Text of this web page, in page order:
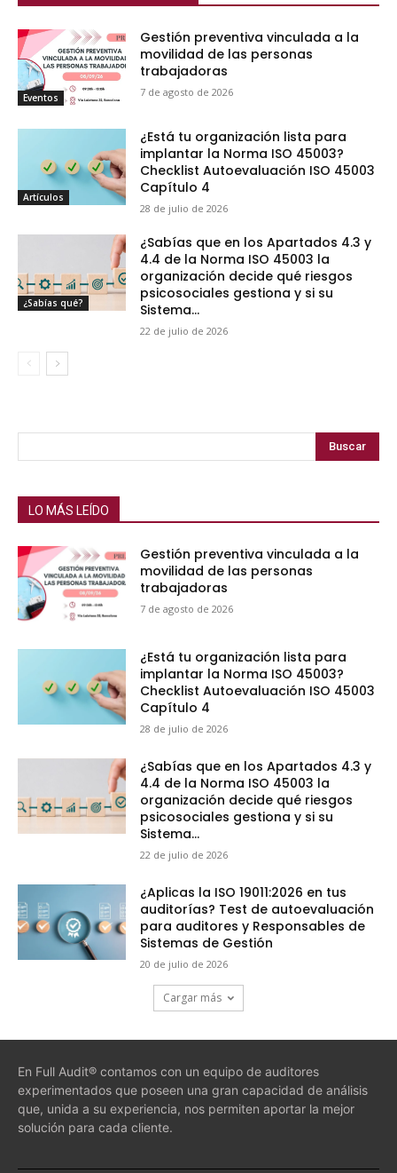
Eventos
Gestión preventiva vinculada a la
movilidad de las personas
trabajadoras
7 de agosto de 2026
Artículos
¿Está tu organización lista para
implantar la Norma ISO 45003?
Checklist Autoevaluación ISO 45003
Capítulo 4
28 de julio de 2026
¿Sabías qué?
¿Sabías que en los Apartados 4.3 y
4.4 de la Norma ISO 45003 la
organización decide qué riesgos
psicosociales gestiona y si su
Sistema...
22 de julio de 2026
Buscar
LO MÁS LEÍDO
Gestión preventiva vinculada a la
movilidad de las personas
trabajadoras
7 de agosto de 2026
¿Está tu organización lista para
implantar la Norma ISO 45003?
Checklist Autoevaluación ISO 45003
Capítulo 4
28 de julio de 2026
¿Sabías que en los Apartados 4.3 y
4.4 de la Norma ISO 45003 la
organización decide qué riesgos
psicosociales gestiona y si su
Sistema...
22 de julio de 2026
¿Aplicas la ISO 19011:2026 en tus
auditorías? Test de autoevaluación
para auditores y Responsables de
Sistemas de Gestión
20 de julio de 2026
Cargar más
En Full Audit® contamos con un equipo de auditores
experimentados que poseen una gran capacidad de análisis
que, unida a su experiencia, nos permiten aportar la mejor
solución para cada cliente.